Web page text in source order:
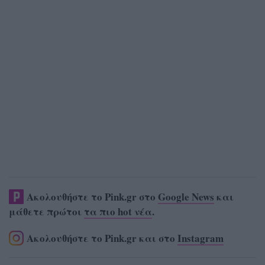
Ακολουθήστε το Pink.gr στο Google News και
μάθετε πρώτοι τα πιο hot νέα.
Ακολουθήστε το Pink.gr και στο Instagram